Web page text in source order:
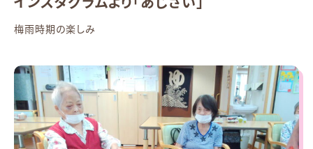
梅雨時期の楽しみ